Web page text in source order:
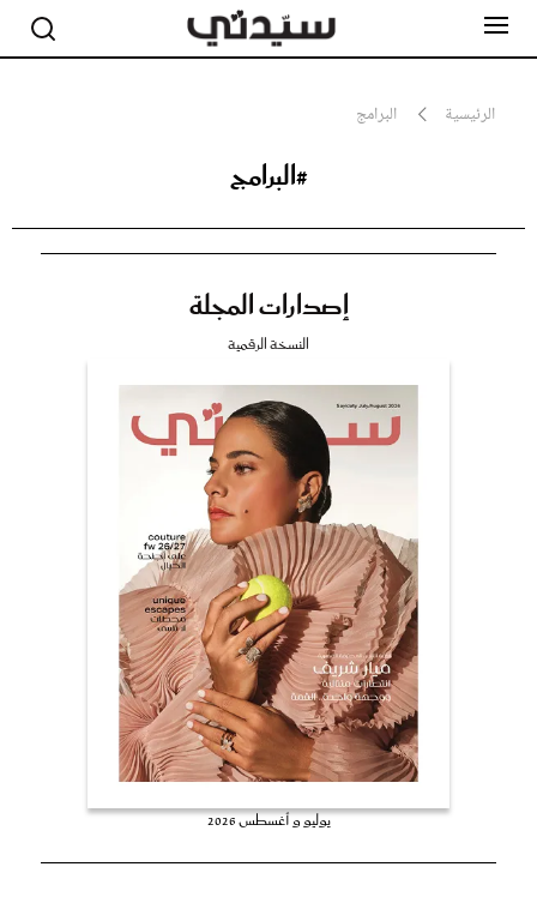
الرئيسية البرامج
#البرامج
إصدارات المجلة
النسخة الرقمية
يوليو و أغسطس 2026
جمال
صحة ورشاقة
عروس سيدتي